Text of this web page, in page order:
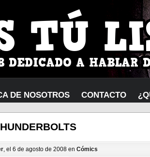
DE NOSOTROS CONTACTO
, el 6 de agosto de 2008 en Cómics